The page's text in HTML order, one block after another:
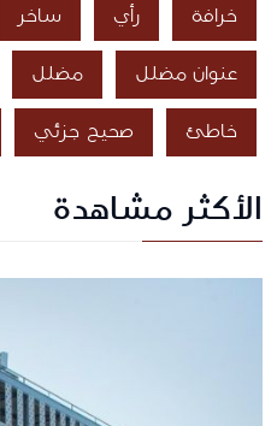
خرافة رأي ساخر
عنوان مضلل مضلل
خاطئ صحيح جزئي
الأكثر مشاهدة